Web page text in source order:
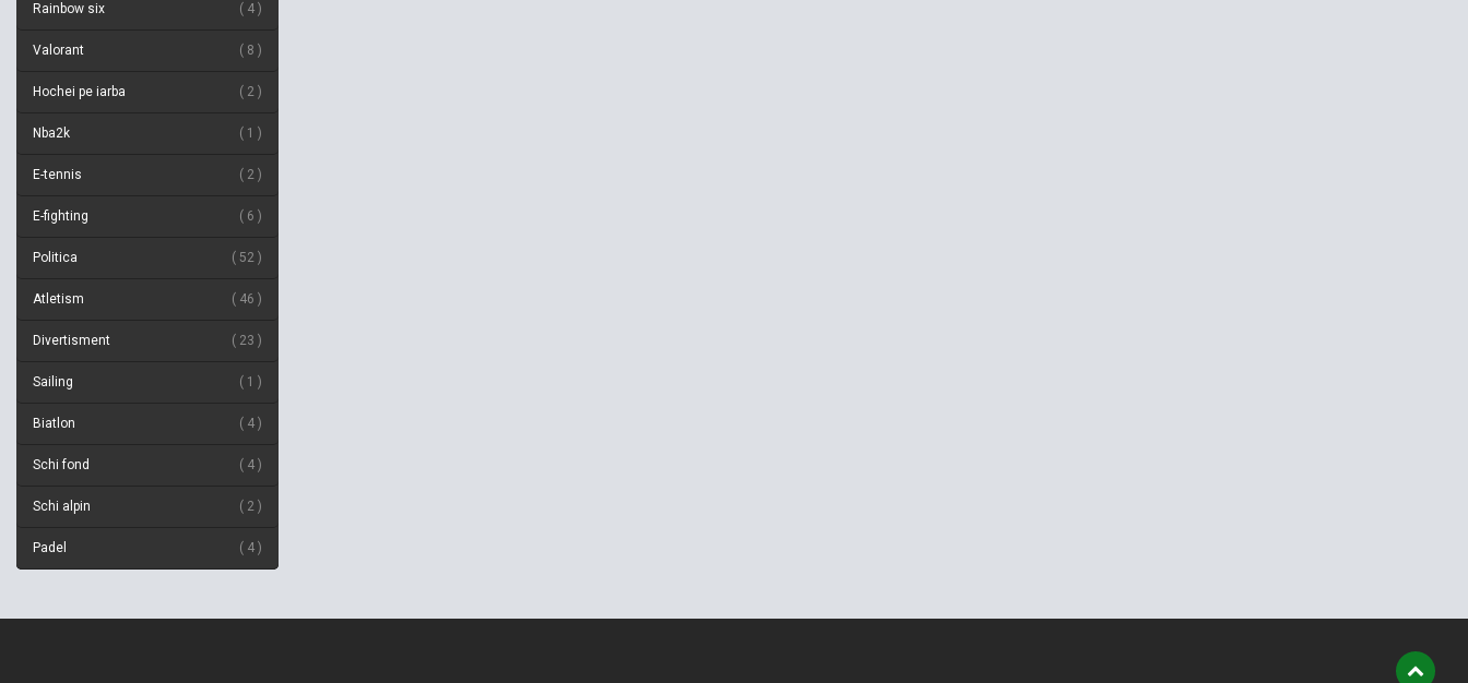
Rainbow six 4
Valorant 8
Hochei pe iarba 2
Nba2k 1
E-tennis 2
E-fighting 6
Politica 52
Atletism 46
Divertisment 23
Sailing 1
Biatlon 4
Schi fond 4
Schi alpin 2
Padel 4